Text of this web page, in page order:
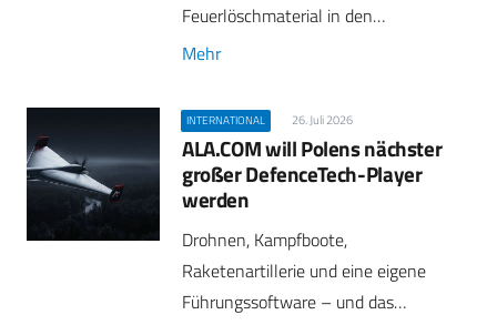
Feuerlöschmaterial in den…
Mehr
INTERNATIONAL 26. Juli 2026
ALA.COM will Polens nächster
großer DefenceTech-Player
werden
Drohnen, Kampfboote,
Raketenartillerie und eine eigene
Führungssoftware – und das…